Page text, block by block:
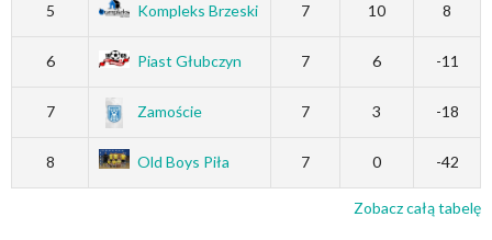
5 Kompleks Brzeski 7 10 8
6 Piast Głubczyn 7 6 -11
7 Zamoście 7 3 -18
8 Old Boys Piła 7 0 -42
Zobacz całą tabelę